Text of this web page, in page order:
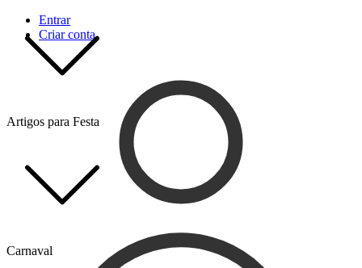
Artigos para Festa
Carnaval
Entrar
Criar conta